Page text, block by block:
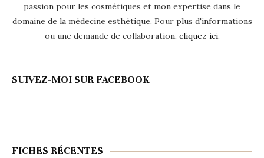
passion pour les cosmétiques et mon expertise dans le
domaine de la médecine esthétique. Pour plus d'informations
ou une demande de collaboration, cliquez ici.
SUIVEZ-MOI SUR FACEBOOK
FICHES RÉCENTES